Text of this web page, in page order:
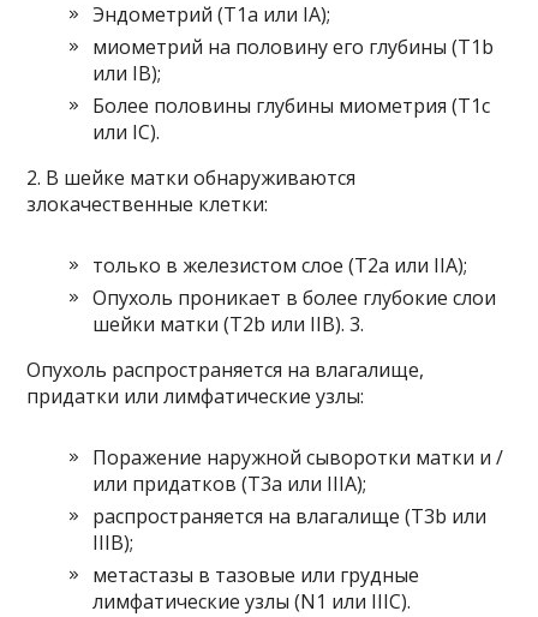
Эндометрий (T1a или IA);
миометрий на половину его глубины (T1b
или IB);
Более половины глубины миометрия (T1c
или IC).
2. В шейке матки обнаруживаются
злокачественные клетки:
только в железистом слое (T2a или IIA);
Опухоль проникает в более глубокие слои
шейки матки (T2b или IIB). 3.
Опухоль распространяется на влагалище,
придатки или лимфатические узлы:
Поражение наружной сыворотки матки и /
или придатков (T3a или IIIA);
распространяется на влагалище (T3b или
IIIB);
метастазы в тазовые или грудные
лимфатические узлы (N1 или IIIC).